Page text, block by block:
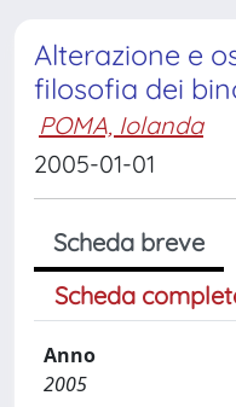
Alterazione e
filosofia dei
POMA, Iolanda
2005-01-01
Scheda breve
Scheda
Anno
2005